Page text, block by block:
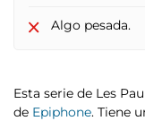
Algo pesada.
Esta serie de Les
de Epiphone. Tiene